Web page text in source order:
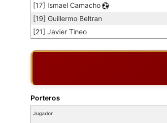
[17] Ismael Camacho
[19] Guillermo Beltran
[21] Javier Tineo
Jugador
Porteros